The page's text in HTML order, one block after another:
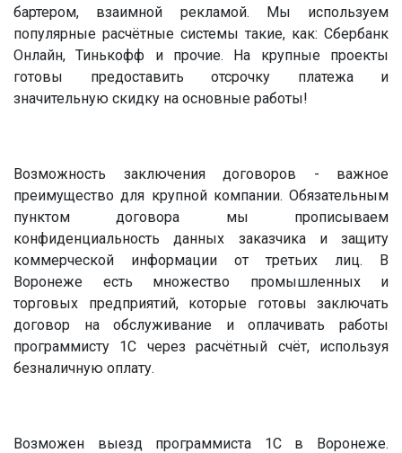
бартером, взаимной рекламой. Мы используем
популярные расчётные системы такие, как: Сбербанк
Онлайн, Тинькофф и прочие. На крупные проекты
готовы предоставить отсрочку платежа и
значительную скидку на основные работы!
Возможность заключения договоров - важное
преимущество для крупной компании. Обязательным
пунктом договора мы прописываем
конфиденциальность данных заказчика и защиту
коммерческой информации от третьих лиц. В
Воронеже есть множество промышленных и
торговых предприятий, которые готовы заключать
договор на обслуживание и оплачивать работы
программисту 1С через расчётный счёт, используя
безналичную оплату.
Возможен выезд программиста 1С в Воронеже.